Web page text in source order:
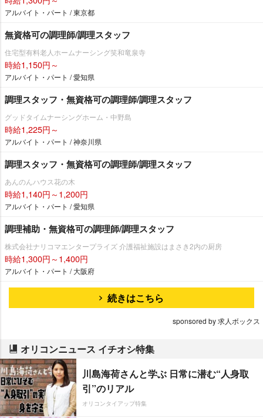
アルバイト・パート / 東京都
無資格可の調理師/調理スタッフ
住宅型有料老人ホームナーシング笑和竜泉寺
時給1,150円～
アルバイト・パート / 愛知県
調理スタッフ・無資格可の調理師/調理スタッフ
グッドタイムナーシングホーム・中野島
時給1,225円～
アルバイト・パート / 神奈川県
調理スタッフ・無資格可の調理師/調理スタッフ
あんのんハウス花の木
時給1,140円～1,200円
アルバイト・パート / 愛知県
調理補助・無資格可の調理師/調理スタッフ
株式会社ナリコマエンタープライズ 介護福祉施設はまさき2内の厨房
時給1,300円～1,400円
アルバイト・パート / 大阪府
続きはこちら
sponsored by 求人ボックス
オリコンニュース イチオシ特集
川島海荷さんと学ぶ 日常に潜む“人身取
引”のリアル
オリコンタイアップ特集